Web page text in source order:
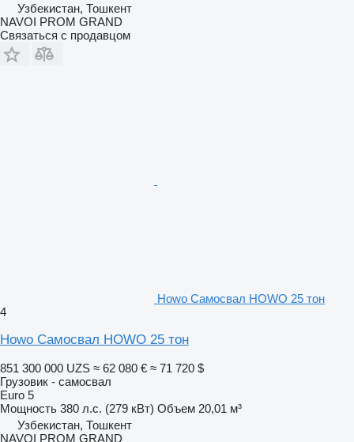
Узбекистан, Тошкент
NAVOI PROM GRAND
Связаться с продавцом
Howo Самосвал HOWO 25 тон
4
Howo Самосвал HOWO 25 тон
851 300 000 UZS ≈ 62 080 € ≈ 71 720 $
Грузовик - самосвал
Euro 5
Мощность 380 л.с. (279 кВт) Объем 20,01 м³
Узбекистан, Тошкент
NAVOI PROM GRAND